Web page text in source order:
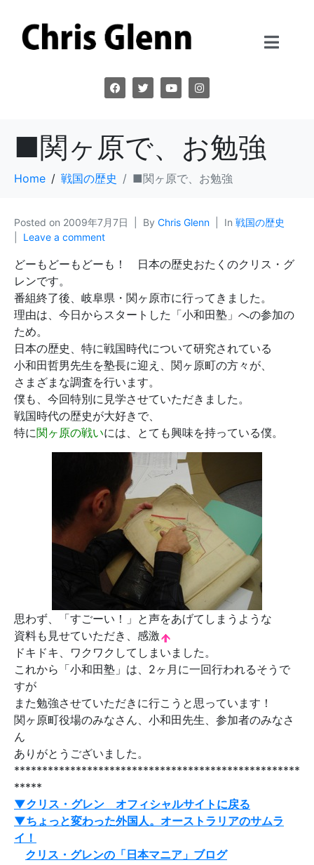
■関ヶ原で、お勉強
Home 戦国の歴史 ■関ヶ原で、お勉強
Posted on 2009年7月7日 By Chris Glenn In 戦国の歴史
Leave a comment
どーもどーもどーも！ 日本の歴史おたくのクリス・グ
レンです。
番組終了後、岐阜県・関ヶ原市に行ってきました。
理由は、今日からスタートした 「小和田塾」 への参加の
ため。
日本の歴史、特に戦国時代について研究されている
小和田哲男先生を塾長に迎え、関ヶ原町の方々が、
さまざまな調査を行います。
僕も、今回特別に見学させていただきました。
戦国時代の歴史が大好きで、
特に関ヶ原の戦いには、とても興味を持っている僕。
思わず、 「すごーい！」 と声をあげてしまうような
資料も見せていただき、感激
ドキドキ、ワクワクしてしまいました。
これから「小和田塾」は、2ヶ月に一回行われるそうで
すが
また勉強させていただきに行こうと思っています！
関ヶ原町役場のみなさん、小和田先生、参加者のみなさ
ん
ありがとうございました。
***************************************************
*****
▼クリス・グレン オフィシャルサイトに戻る
▼ちょっと変わった外国人。オーストラリアのサムラ
イ！
クリス・グレンの「日本マニア」ブログ